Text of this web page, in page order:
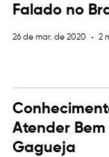
Falado no
26 de mar. de 2020 2
Atender Bem
Gagueja